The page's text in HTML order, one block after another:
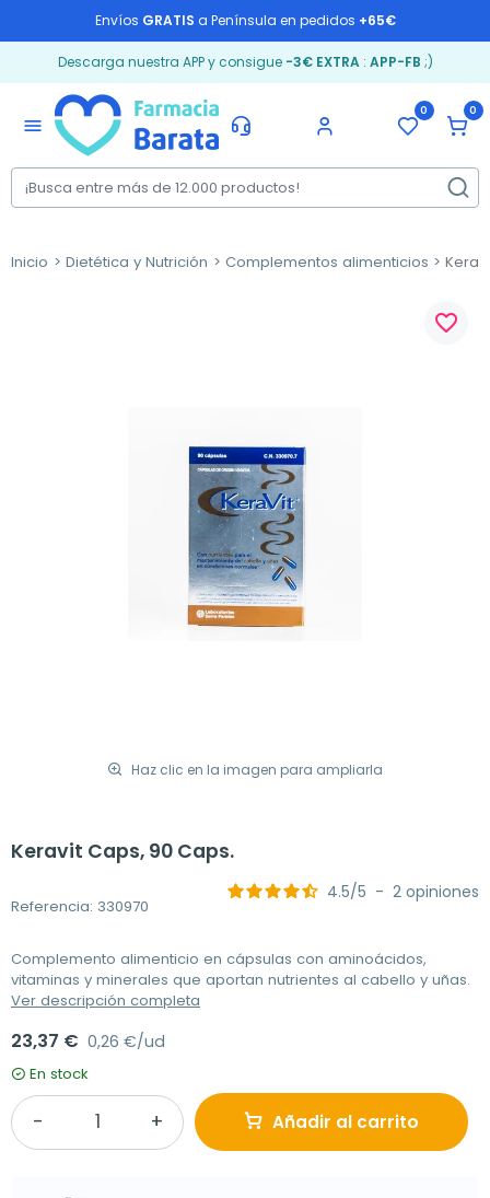
Envíos GRATIS a Península en pedidos +65€
Descarga nuestra APP y consigue -3€ EXTRA: APP-FB ;)
menu
0 0
Inicio Dietética y Nutrición Complementos alimenticios
Haz clic en la imagen para ampliarla
favorite_border
Keravit Caps, 90 Caps.
Referencia: 330970
4.5/5 - 2 opiniones
Complemento alimenticio en cápsulas con aminoácidos,
vitaminas y minerales que aportan nutrientes al cabello y uñas.
Ver descripción completa
23,37 € 0,26 €/ud
En stock
Añadir al carrito